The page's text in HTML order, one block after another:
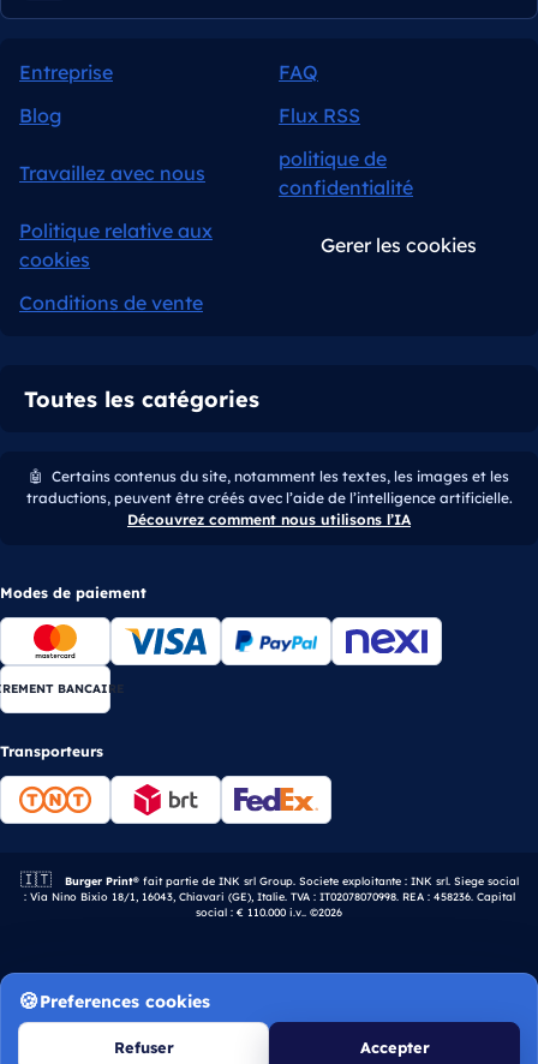
Entreprise
FAQ
Blog
Flux RSS
Travaillez avec nous
politique de
confidentialité
Politique relative aux
cookies
Gerer les cookies
Conditions de vente
Toutes les catégories
🤖 Certains contenus du site, notamment les textes, les images et les
traductions, peuvent être créés avec l’aide de l’intelligence artificielle.
Découvrez comment nous utilisons l’IA
Modes de paiement
BANCAIRE
Transporteurs
🇮🇹 Entreprise italienne.
Burger Print®fait partie de INK srl Group. Societe exploitante : INK srl. Siege social
: Via Nino Bixio 18/1, 16043, Chiavari (GE), Italie. TVA : IT02078070998. REA : 458236. Capital
social : € 110.000 i.v.. ©2026
Preferences cookies
Refuser Accepter